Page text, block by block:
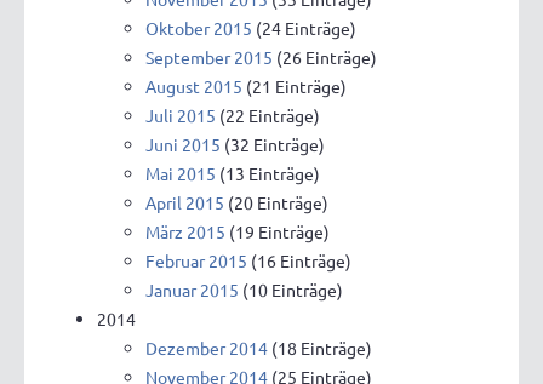
Oktober 2015 (24 Einträge)
September 2015 (26 Einträge)
August 2015 (21 Einträge)
Juli 2015 (22 Einträge)
Juni 2015 (32 Einträge)
Mai 2015 (13 Einträge)
April 2015 (20 Einträge)
März 2015 (19 Einträge)
Februar 2015 (16 Einträge)
Januar 2015 (10 Einträge)
2014
Dezember 2014 (18 Einträge)
November 2014 (25 Einträge)